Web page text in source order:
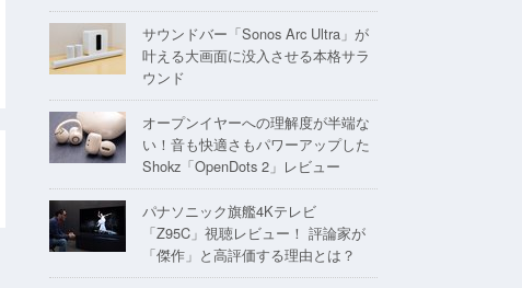
サウンドバー「Sonos Arc Ultra」が
叶える大画面に没入させる本格サラ
ウンド
オープンイヤーへの理解度が半端な
い！音も快適さもパワーアップした
Shokz「OpenDots 2」レビュー
パナソニック旗艦4Kテレビ
「Z95C」視聴レビュー！ 評論家が
「傑作」と高評価する理由とは？